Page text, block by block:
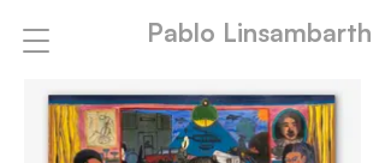
Pablo Linsambarth